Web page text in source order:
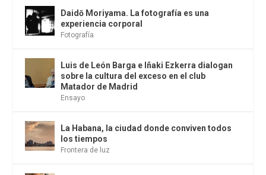
Daidō Moriyama. La fotografía es una
experiencia corporal
Fotografía
Luis de León Barga e Iñaki Ezkerra dialogan
sobre la cultura del exceso en el club
Matador de Madrid
Ensayo
La Habana, la ciudad donde conviven todos
los tiempos
Frontera de luz